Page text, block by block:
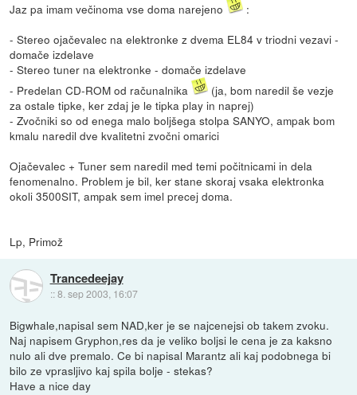
Jaz pa imam večinoma vse doma narejeno
:
- Stereo ojačevalec na elektronke z dvema EL84 v triodni vezavi -
domače izdelave
- Stereo tuner na elektronke - domače izdelave
- Predelan CD-ROM od računalnika
(ja, bom naredil še vezje
za ostale tipke, ker zdaj je le tipka play in naprej)
- Zvočniki so od enega malo boljšega stolpa SANYO, ampak bom
kmalu naredil dve kvalitetni zvočni omarici
Ojačevalec + Tuner sem naredil med temi počitnicami in dela
fenomenalno. Problem je bil, ker stane skoraj vsaka elektronka
okoli 3500SIT, ampak sem imel precej doma.
Lp, Primož
Trancedeejay
::8. sep 2003, 16:07
Bigwhale,napisal sem NAD,ker je se najcenejsi ob takem zvoku.
Naj napisem Gryphon,res da je veliko boljsi le cena je za kaksno
nulo ali dve premalo. Ce bi napisal Marantz ali kaj podobnega bi
bilo ze vprasljivo kaj spila bolje - stekas?
Have a nice day